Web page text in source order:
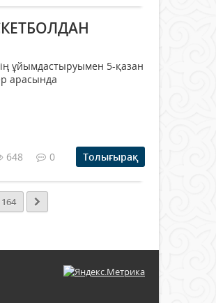
ұйымдастыруымен 5-қазан
арасында
648 0 Толығырақ
164